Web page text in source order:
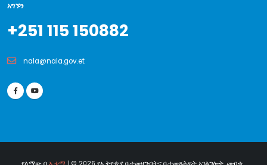
አግኙን
+251 115 150882
nala@nala.gov.et